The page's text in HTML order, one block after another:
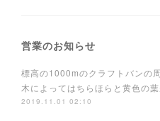
営業のお知らせ
標高の1000mのクラフトバンの
木によってはちらほらと黄色の
2019.11.01 02:10